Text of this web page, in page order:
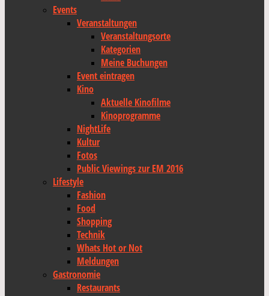
Events
Veranstaltungen
Veranstaltungsorte
Kategorien
Meine Buchungen
Event eintragen
Kino
Aktuelle Kinofilme
Kinoprogramme
NightLife
Kultur
Fotos
Public Viewings zur EM 2016
Lifestyle
Fashion
Food
Shopping
Technik
Whats Hot or Not
Meldungen
Gastronomie
Restaurants